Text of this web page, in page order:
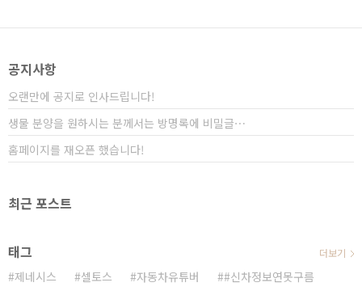
리를 할 수 있기 때문이죠!직접 이용해보니, 과거에 일시
위해서 업계 선두 기업인 웰카와 연못구름이 협업해서
장기리..
공지사항
오랜만에 공지로 인사드립니다!
생물 분양을 원하시는 분께서는 방명록에 비밀글⋯
홈페이지를 재오픈 했습니다!
최근 포스트
태그
제네시스 셀토스 자동차유튜버
#신차정보연못구름
더보기